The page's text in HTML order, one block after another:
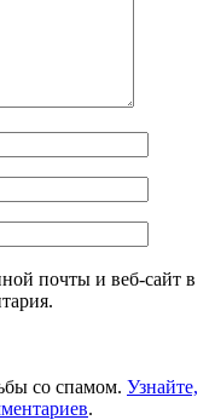
почты и веб-сайт в
со спамом. Узнайте,
.